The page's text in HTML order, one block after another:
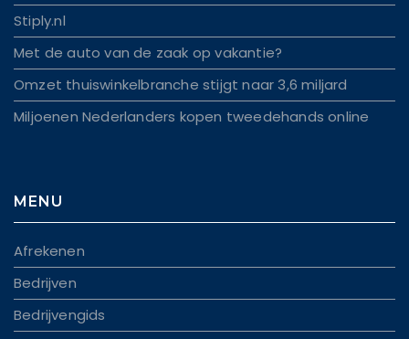
Stiply.nl
Met de auto van de zaak op vakantie?
Omzet thuiswinkelbranche stijgt naar 3,6 miljard
Miljoenen Nederlanders kopen tweedehands online
MENU
Afrekenen
Bedrijven
Bedrijvengids